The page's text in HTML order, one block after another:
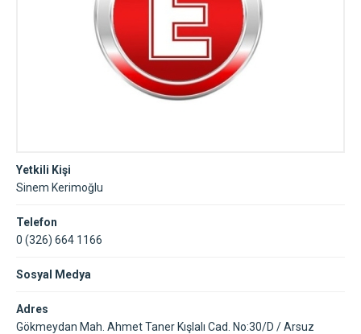
Yetkili Kişi
Sinem Kerimoğlu
Telefon
0 (326) 664 1166
Sosyal Medya
Adres
Gökmeydan Mah. Ahmet Taner Kışlalı Cad. No:30/D / Arsuz